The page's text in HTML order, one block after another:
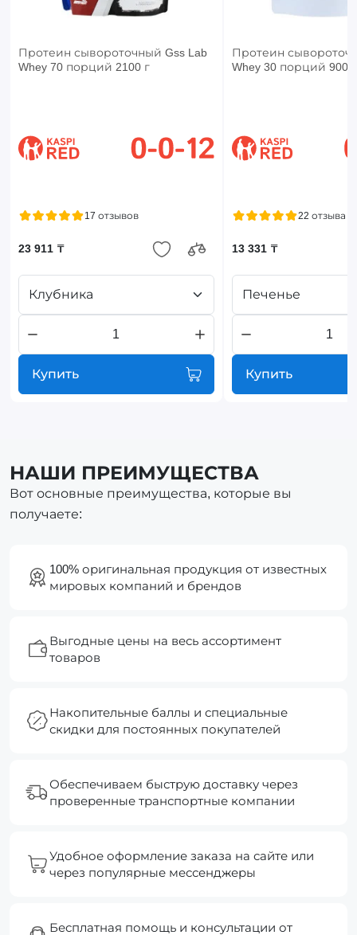
Протеин сывороточный Gss Lab
Whey 70 порций 2100 г
17 отзывов
23 911 ₸
Клубника
Купить
Протеин
Whey 30 порций 900 г
22 отзыва
13 331 ₸
Печенье
Купить
НАШИ ПРЕИМУЩЕСТВА
Вот основные преимущества, которые вы
получаете:
100% оригинальная продукция от известных
мировых компаний и брендов
Выгодные цены на весь ассортимент
товаров
Накопительные баллы и специальные
скидки для постоянных покупателей
Обеспечиваем быструю доставку через
проверенные транспортные компании
Удобное оформление заказа на сайте или
через популярные мессенджеры
Бесплатная помощь и консультации от